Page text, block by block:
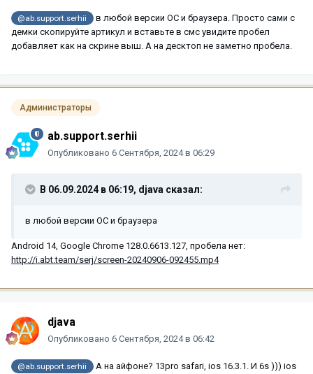
@ab.support.serhii
в любой версии OC и браузера. Просто сами с
демки скопируйте артикул и вставьте в смс увидите пробел
добавляет как на скрине выш. А на десктоп не заметно пробела.
Администраторы
ab.support.serhii
Опубликовано 6 Сентября, 2024 в 06:29
В 06.09.2024 в 06:19, djava сказал:
в любой версии OC и браузера
Android 14, Google Chrome 128.0.6613.127, пробела нет:
http://i.abt.team/serj/screen-20240906-092455.mp4
djava
Опубликовано 6 Сентября, 2024 в 06:42
@ab.support.serhii А на айфоне? 13pro safari, ios 16.3.1. И 6s ))) ios